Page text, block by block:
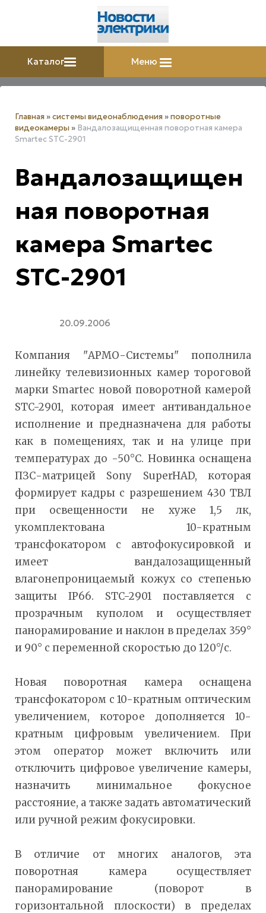
Каталог Меню
Главная »системы видеонаблюдения »поворотные
видеокамеры » Вандалозащищенная поворотная камера
Smartec STC-2901
Вандалозащищен
ная поворотная
камера Smartec
STC-2901
20.09.2006
Компания "АРМО-Системы" пополнила
линейку телевизионных камер тороговой
марки Smartec новой поворотной камерой
STC-2901, которая имеет антивандальное
исполнение и предназначена для работы
как в помещениях, так и на улице при
температурах до -50°С. Новинка оснащена
ПЗС-матрицей Sony SuperHAD, которая
формирует кадры с разрешением 430 ТВЛ
при освещенности не хуже 1,5 лк,
укомплектована 10-кратным
трансфокатором с автофокусировкой и
имеет вандалозащищенный
влагонепроницаемый кожух со степенью
защиты IP66. STC-2901 поставляется с
прозрачным куполом и осуществляет
панорамирование и наклон в пределах 359°
и 90° с переменной скоростью до 120°/с.
Новая поворотная камера оснащена
трансфокатором с 10-кратным оптическим
увеличением, которое дополняется 10-
кратным цифровым увеличением. При
этом оператор может включить или
отключить цифровое увеличение камеры,
назначить минимальное фокусное
расстояние, а также задать автоматический
или ручной режим фокусировки.
В отличие от многих аналогов, эта
поворотная камера осуществляет
панорамирование (поворот в
горизонтальной плоскости) в пределах